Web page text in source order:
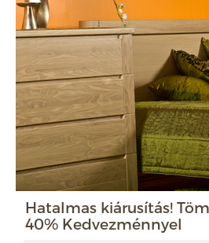
Hatalmas kiárusítás!
40% Kedvezménnyel